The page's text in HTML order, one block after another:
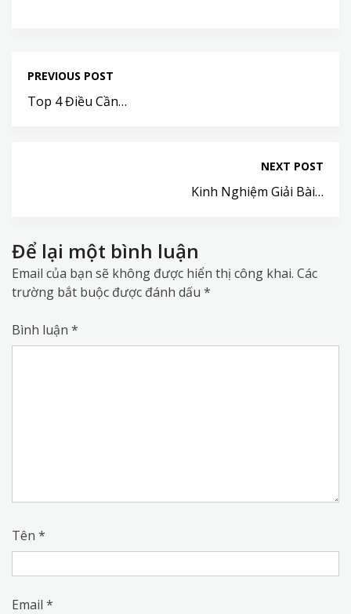
PREVIOUS POST
Top 4 Điều Cần…
NEXT POST
Kinh Nghiệm Giải Bài…
Để lại một bình luận
Email của bạn sẽ không được hiển thị công khai. Các
trường bắt buộc được đánh dấu *
Bình luận *
Tên *
Email *